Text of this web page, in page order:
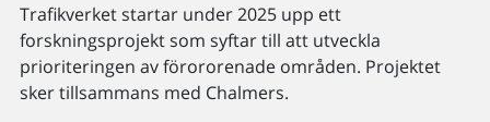
Trafikverket startar under 2025 upp ett
forskningsprojekt som syftar till att utveckla
prioriteringen av förororenade områden. Projektet
sker tillsammans med Chalmers.